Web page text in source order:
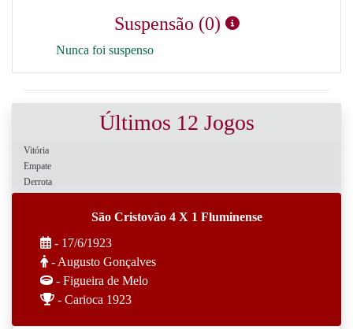
Suspensão (0)
Nunca foi suspenso
Últimos 12 Jogos
Vitória
Empate
Derrota
São Cristovão 4 X 1 Fluminense
- 17/6/1923
- Augusto Gonçalves
- Figueira de Melo
- Carioca 1923